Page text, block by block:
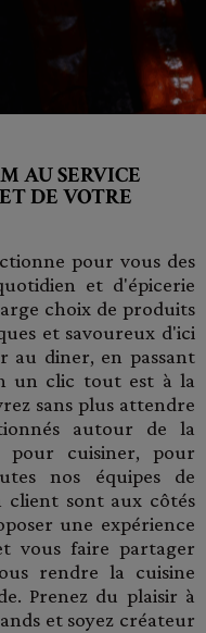
AU SERVICE
DE VOTRE
pour vous des
et d'épicerie
choix de produits
et savoureux d'ici
au diner, en passant
un clic tout est à la
sans plus attendre
autour de la
pour cuisiner, pour
nos équipes de
client sont aux côtés
une expérience
vous faire partager
rendre la cuisine
Prenez du plaisir à
et soyez créateur